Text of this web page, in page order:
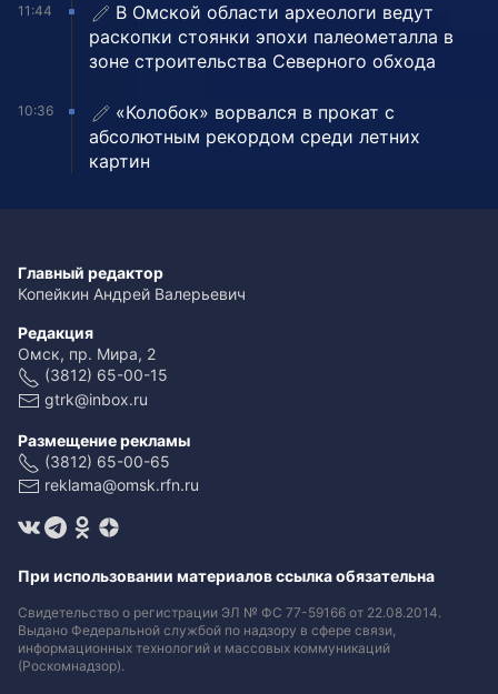
11:44
В Омской области археологи ведут
раскопки стоянки эпохи палеометалла в
зоне строительства Северного обхода
10:36
«Колобок» ворвался в прокат с
абсолютным рекордом среди летних
картин
Главный редактор
Копейкин Андрей Валерьевич
Редакция
Омск, пр. Мира, 2
(3812) 65-00-15
gtrk@inbox.ru
Размещение рекламы
(3812) 65-00-65
reklama@omsk.rfn.ru
При использовании материалов ссылка обязательна
Свидетельство о регистрации ЭЛ № ФС 77-59166 от 22.08.2014.
Выдано Федеральной службой по надзору в сфере связи,
информационных технологий и массовых коммуникаций
(Роскомнадзор).